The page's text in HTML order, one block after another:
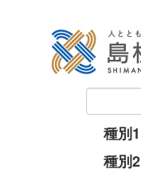
種別1
種別2